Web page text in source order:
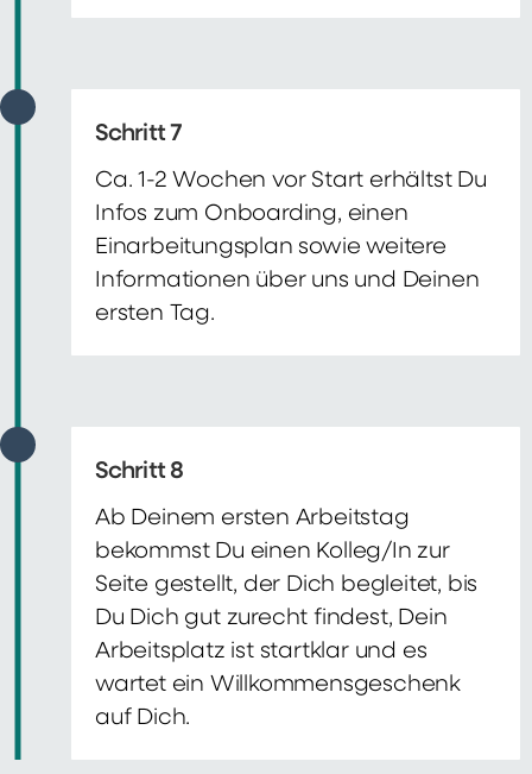
Schritt 7
Ca. 1-2 Wochen vor Start erhältst Du
Infos zum Onboarding, einen
Einarbeitungsplan sowie weitere
Informationen über uns und Deinen
ersten Tag.
Schritt 8
Ab Deinem ersten Arbeitstag
bekommst Du einen Kolleg/In zur
Seite gestellt, der Dich begleitet, bis
Du Dich gut zurecht findest, Dein
Arbeitsplatz ist startklar und es
wartet ein Willkommensgeschenk
auf Dich.